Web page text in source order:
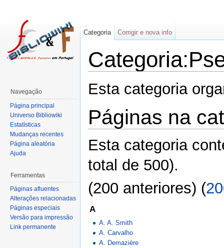
Esta categoria
Páginas na
Esta categoria
total de 500).
(200 anteriores) (
A
A. A. Smith
A. Carvalho
A. Demazière
Categoria Corrigir e nova info
Navegação
Página principal
Universo Bibliowiki
Estatísticas
Mudanças recentes
Página aleatória
Ajuda
Ferramentas
Páginas afluentes
Alterações relacionadas
Páginas especiais
Versão para impressão
Link permanente